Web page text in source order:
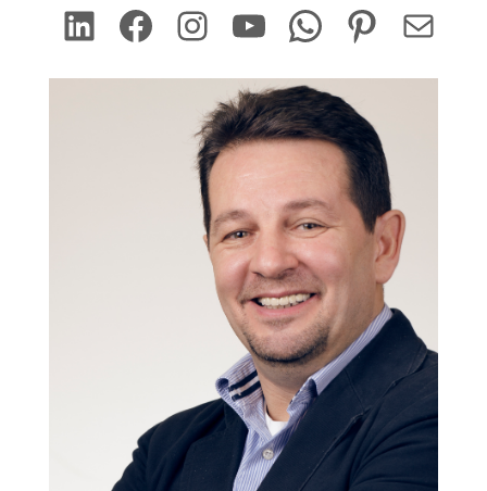
LinkedIn Facebook Instagram YouTube WhatsApp Pinterest Mail